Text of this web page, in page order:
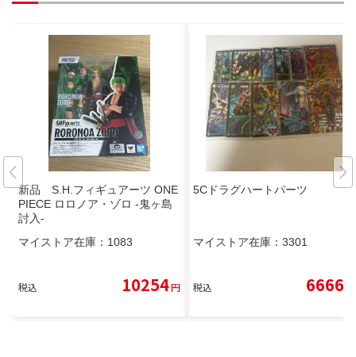
新品 S.H.フィギュアーツ ONE
PIECE ロロノア・ゾロ -鬼ヶ島
討入-
マイストア在庫： 1083
税込 10254円
5Cドラグハートパーツ
マイストア在庫： 3301
税込 6666